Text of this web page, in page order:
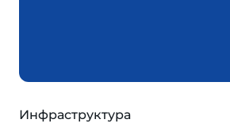
Инфраструктура